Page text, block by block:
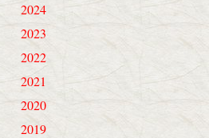
2024
2023
2022
2021
2020
2019